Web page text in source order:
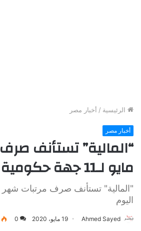
الرئيسية / أخبار مصر
أخبار مصر
“المالية” تستأنف
مايو لـ11 جهة حكومية اليوم
اليوم
Ahmed Sayed 19 مايو، 2020 0